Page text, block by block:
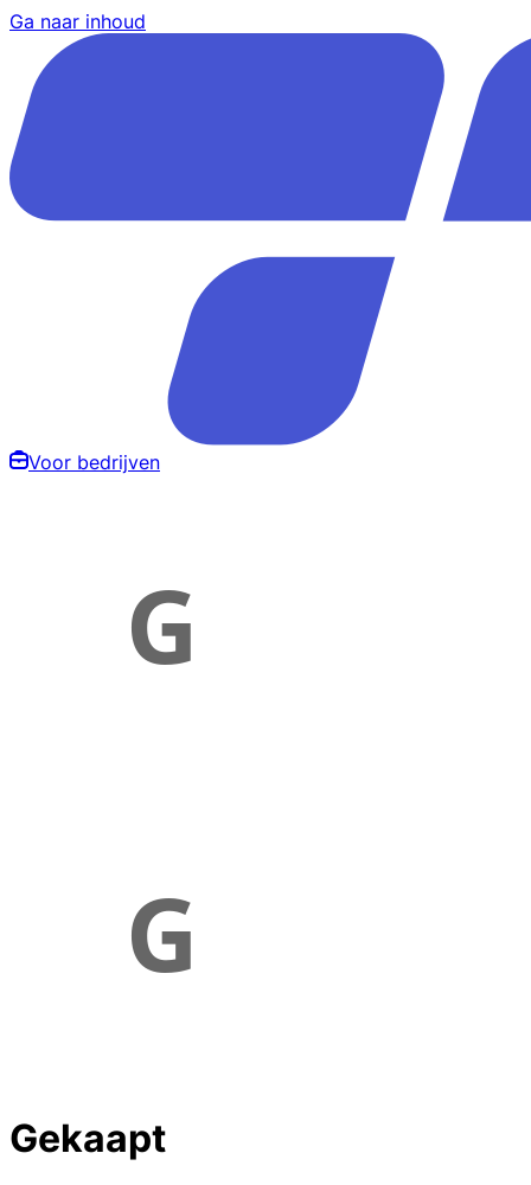
Ga naar inhoud
Voor bedrijven
Gekaapt